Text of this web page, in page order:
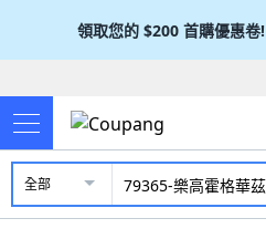
領取您的 $200 首購優惠卷!
全部